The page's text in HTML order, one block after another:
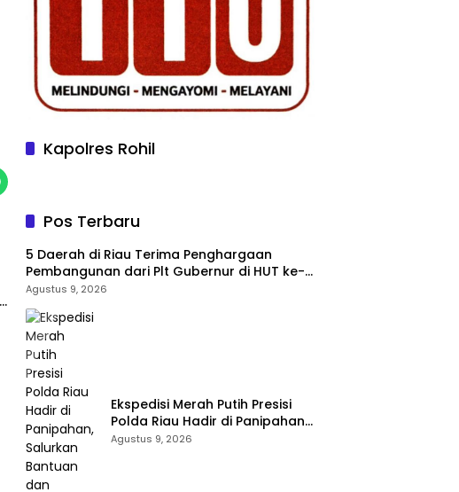
Kapolres Rohil
Pos Terbaru
5 Daerah di Riau Terima Penghargaan
Pembangunan dari Plt Gubernur di HUT ke-
69 Riau
Agustus 9, 2026
Ekspedisi Merah Putih Presisi
Polda Riau Hadir di Panipahan,
Salurkan Bantuan dan Layanan
Agustus 9, 2026